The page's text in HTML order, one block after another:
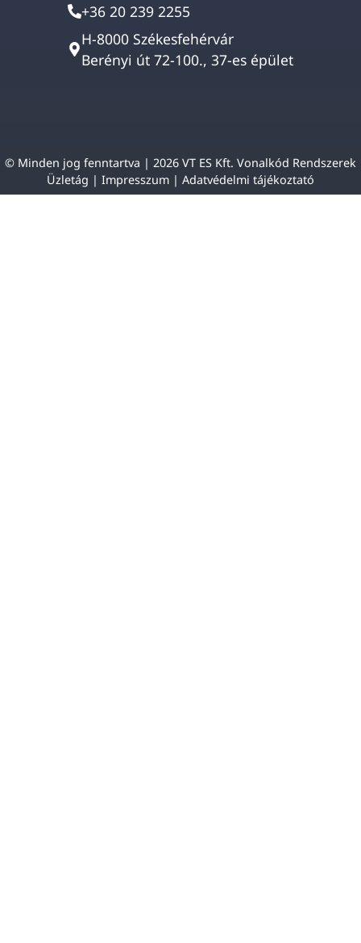
+36 20 239 2255
H-8000 Székesfehérvár
Berényi út 72-100., 37-es épület
© Minden jog fenntartva | 2026 VT ES Kft. Vonalkód Rendszerek
Üzletág | Impresszum | Adatvédelmi tájékoztató